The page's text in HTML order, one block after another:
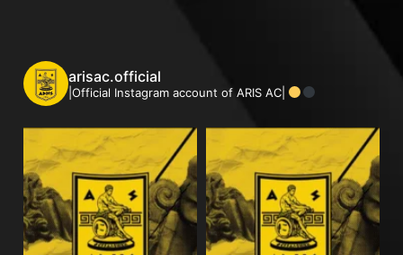
arisac.official
|Official Instagram account of ARIS AC|